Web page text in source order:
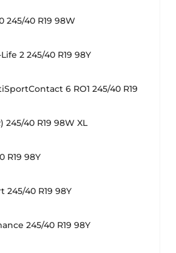
245/40 R19 98W
2 245/40 R19 98Y
6 RO1 245/40 R19
245/40 R19 98W XL
R19 98Y
245/40 R19 98Y
245/40 R19 98Y